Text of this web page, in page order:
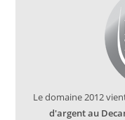
Le domaine 2012
d'argent au